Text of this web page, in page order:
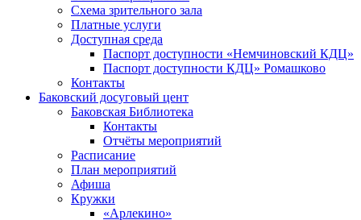
Схема зрительного зала
Платные услуги
Доступная среда
Паспорт доступности «Немчиновский КДЦ»
Паспорт доступности КДЦ» Ромашково
Контакты
Баковский досуговый цент
Баковская Библиотека
Контакты
Отчёты мероприятий
Расписание
План мероприятий
Афиша
Кружки
«Арлекино»